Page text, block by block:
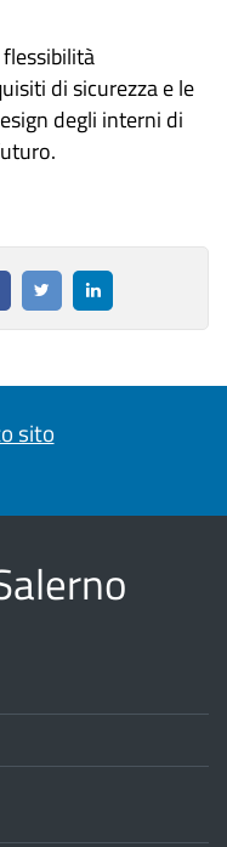
di sicurezza e le
degli interni di
sito